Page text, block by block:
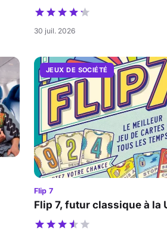
30 juil. 2026
JEUX DE SOCIÉTÉ
Flip 7
Flip 7, futur classique à la